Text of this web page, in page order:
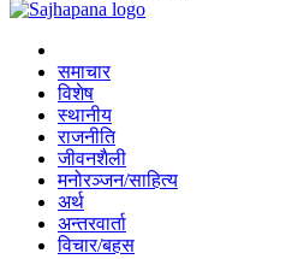
समाचार
विशेष
स्थानीय
राजनीति
जीवनशैली
मनोरञ्जन/साहित्य
अर्थ
अन्तरवार्ता
विचार/बहस